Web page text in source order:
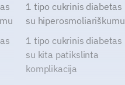
1 tipo cukrinis diabetas
su hiperosmoliariškumu
1 tipo cukrinis diabetas
su kita patikslinta
komplikacija